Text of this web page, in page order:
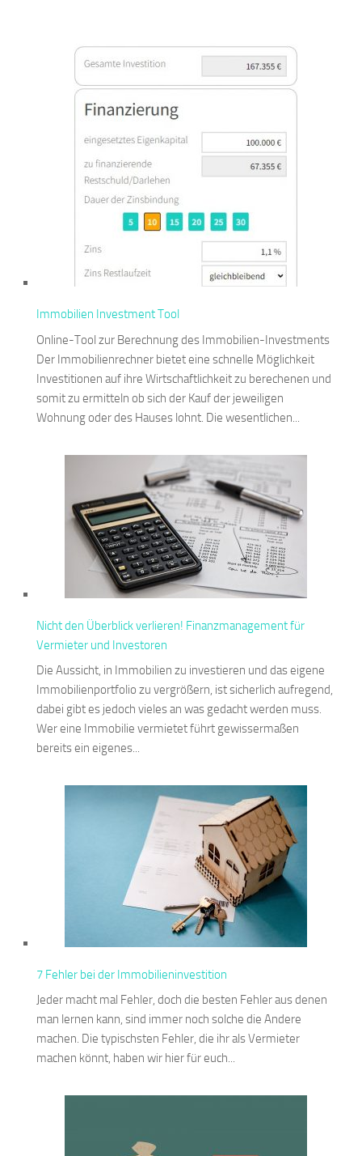
Immobilien Investment Tool
Online-Tool zur Berechnung des Immobilien-Investments
Der Immobilienrechner bietet eine schnelle Möglichkeit
Investitionen auf ihre Wirtschaftlichkeit zu berechenen und
somit zu ermitteln ob sich der Kauf der jeweiligen
Wohnung oder des Hauses lohnt. Die wesentlichen...
Nicht den Überblick verlieren! Finanzmanagement für
Vermieter und Investoren
Die Aussicht, in Immobilien zu investieren und das eigene
Immobilienportfolio zu vergrößern, ist sicherlich aufregend,
dabei gibt es jedoch vieles an was gedacht werden muss.
Wer eine Immobilie vermietet führt gewissermaßen
bereits ein eigenes...
7 Fehler bei der Immobilieninvestition
Jeder macht mal Fehler, doch die besten Fehler aus denen
man lernen kann, sind immer noch solche die Andere
machen. Die typischsten Fehler, die ihr als Vermieter
machen könnt, haben wir hier für euch...